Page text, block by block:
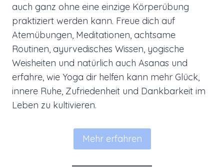
auch ganz ohne eine einzige Körperübung
praktiziert werden kann. Freue dich auf
Atemübungen, Meditationen, achtsame
Routinen, ayurvedisches Wissen, yogische
Weisheiten und natürlich auch Asanas und
erfahre, wie Yoga dir helfen kann mehr Glück,
innere Ruhe, Zufriedenheit und Dankbarkeit im
Leben zu kultivieren.
Mehr erfahren